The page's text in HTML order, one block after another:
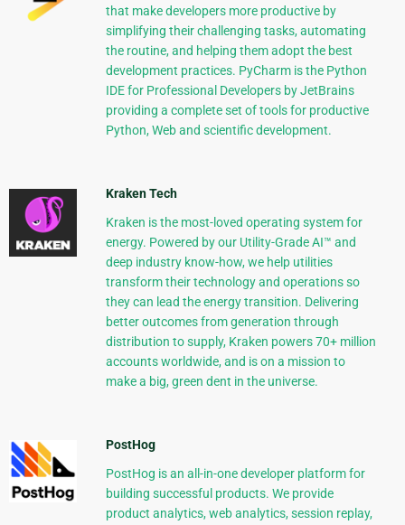
that make developers more productive by
simplifying their challenging tasks, automating
the routine, and helping them adopt the best
development practices. PyCharm is the Python
IDE for Professional Developers by JetBrains
providing a complete set of tools for productive
Python, Web and scientific development.
Kraken Tech
Kraken is the most-loved operating system for
energy. Powered by our Utility-Grade AI™ and
deep industry know-how, we help utilities
transform their technology and operations so
they can lead the energy transition. Delivering
better outcomes from generation through
distribution to supply, Kraken powers 70+ million
accounts worldwide, and is on a mission to
make a big, green dent in the universe.
PostHog
PostHog is an all-in-one developer platform for
building successful products. We provide
product analytics, web analytics, session replay,